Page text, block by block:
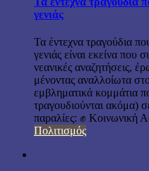
γενιάς
Τα έντεχνα τραγούδια
γενιάς είναι εκείνα
νεανικές αναζητήσεις,
μένοντας αναλλοίωτα
εμβληματικά κομμάτια
τραγουδιούνται ακόμα)
παραλίες: ✊
Πολιτισμός